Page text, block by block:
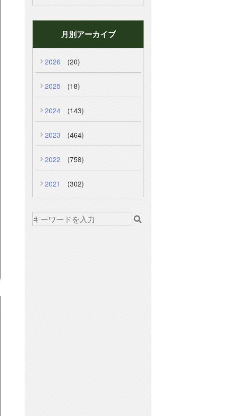
月別アーカイブ
2026 (20)
2025 (18)
2024 (143)
2023 (464)
2022 (758)
2021 (302)